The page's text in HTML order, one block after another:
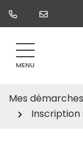
Aller
MENU
Mes démarches
Inscription